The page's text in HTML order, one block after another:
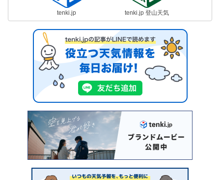
tenki.jp tenki.jp 登山天気